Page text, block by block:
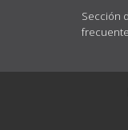
Sección